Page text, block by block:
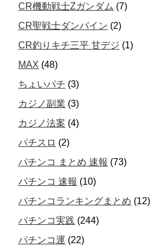
CR機動戦士Zガンダム (7)
CR聖戦士ダンバイン (2)
CR釣りキチ三平 甘デジ (1)
MAX (48)
ちょいパチ (3)
カジノ副業 (3)
カジノ法案 (4)
パチスロ (2)
パチンコ まとめ 速報 (73)
パチンコ 速報 (10)
パチンコランキングまとめ (12)
パチンコ実践 (244)
パチンコ運 (22)